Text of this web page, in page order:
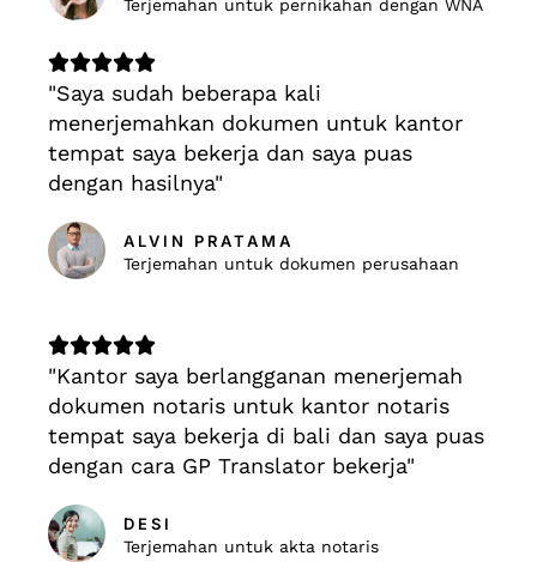
u
f
5
Terjemahan untuk pernikahan dengan WNA
R
a
t
e
d
o
u
5
"Saya sudah beberapa kali
menerjemahkan dokumen untuk kantor
tempat saya bekerja dan saya puas
dengan hasilnya"
ALVIN PRATAMA
Terjemahan untuk dokumen perusahaan
R
a
t
e
d
o
u
"Kantor saya berlangganan menerjemah
dokumen notaris untuk kantor notaris
tempat saya bekerja di bali dan saya puas
dengan cara GP Translator bekerja"
DESI
Terjemahan untuk akta notaris